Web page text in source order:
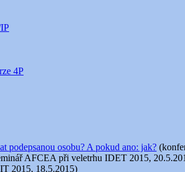
4P
podepsanou osobu? A pokud ano: jak?
AFCEA při veletrhu IDET 2015,
2015, 18.5.2015)